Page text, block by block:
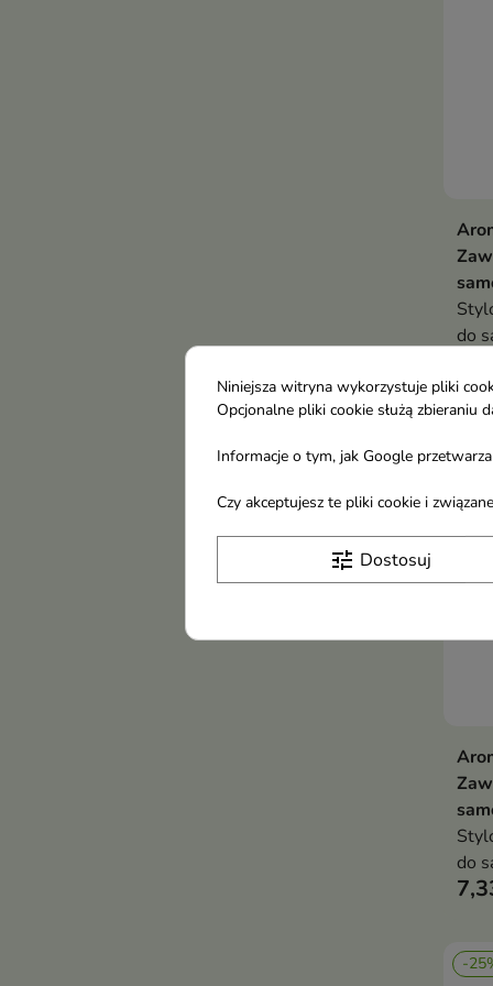
do
do
-
Niniejsza witryna wykorzystuje pliki
Opcjonalne pliki cookie służą
Informacje o tym, jak Google
Czy akceptujesz te pliki cookie i
tune Dostosuj